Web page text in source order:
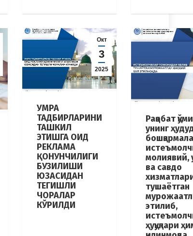
Окт
3
2025
УМРА
ТАДБИРЛАРИНИ
ТАШКИЛ
ЭТИШГА ОИД
РЕКЛАМА
ҚОНУНЧИЛИГИ
БУЗИЛИШИ
ЮЗАСИДАН
ТЕГИШЛИ
ЧОРАЛАР
КЎРИЛДИ
Рақобат
унинг
молиявий,
ва савдо
тушаётган
этилиб,
ҳуқуқлари